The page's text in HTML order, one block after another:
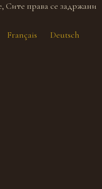
Сите права се задржани
Français Deutsch